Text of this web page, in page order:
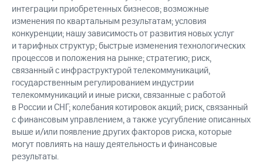
интеграции приобретенных бизнесов; возможные
изменения по квартальным результатам; условия
конкуренции; нашу зависимость от развития новых услуг
и тарифных структур; быстрые изменения технологических
процессов и положения на рынке; стратегию; риск,
связанный с инфраструктурой телекоммуникаций,
государственным регулированием индустрии
телекоммуникаций и иные риски, связанные с работой
в России и СНГ; колебания котировок акций; риск, связанный
с финансовым управлением, а также усугубление описанных
выше и/или появление других факторов риска, которые
могут повлиять на нашу деятельность и финансовые
результаты.